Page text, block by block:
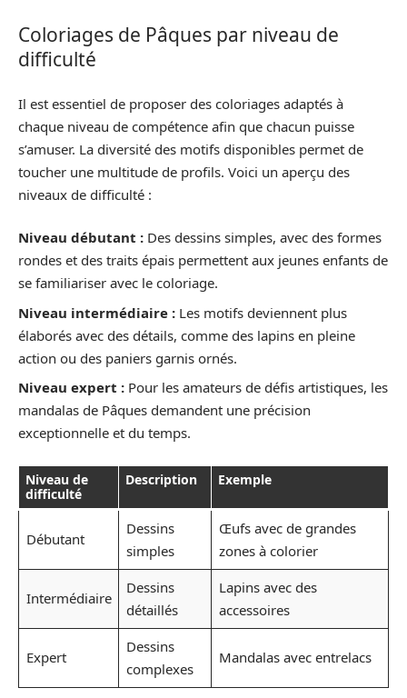
Coloriages de Pâques par niveau de
difficulté
Il est essentiel de proposer des coloriages adaptés à
chaque niveau de compétence afin que chacun puisse
s’amuser. La diversité des motifs disponibles permet de
toucher une multitude de profils. Voici un aperçu des
niveaux de difficulté :
Niveau débutant : Des dessins simples, avec des formes
rondes et des traits épais permettent aux jeunes enfants de
se familiariser avec le coloriage.
Niveau intermédiaire : Les motifs deviennent plus
élaborés avec des détails, comme des lapins en pleine
action ou des paniers garnis ornés.
Niveau expert : Pour les amateurs de défis artistiques, les
mandalas de Pâques demandent une précision
exceptionnelle et du temps.
Niveau de
difficulté
Description Exemple
Débutant
Dessins
simples
Œufs avec de grandes
zones à colorier
Intermédiaire
Dessins
détaillés
Lapins avec des
accessoires
Expert
Dessins
complexes
Mandalas avec entrelacs